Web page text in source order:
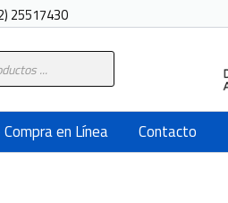
25517430
en Línea Contacto